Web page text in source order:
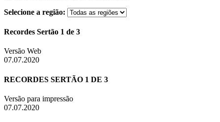
Selecione a região:
Recordes Sertão 1 de 3
Versão Web
07.07.2020
RECORDES SERTÃO 1 DE 3
Versão para impressão
07.07.2020